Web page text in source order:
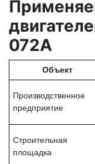
072A
Объект
Производственное
предприятие
Строительная
площадка